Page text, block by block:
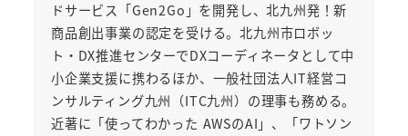
ドサービス「Gen2Go」を開発し、北九州発！新
商品創出事業の認定を受ける。北九州市ロボッ
ト・DX推進センターでDXコーディネータとして中
小企業支援に携わるほか、一般社団法人IT経営コ
ンサルティング九州（ITC九州）の理事も務める。
近著に「使ってわかった AWSのAI」、「ワトソン